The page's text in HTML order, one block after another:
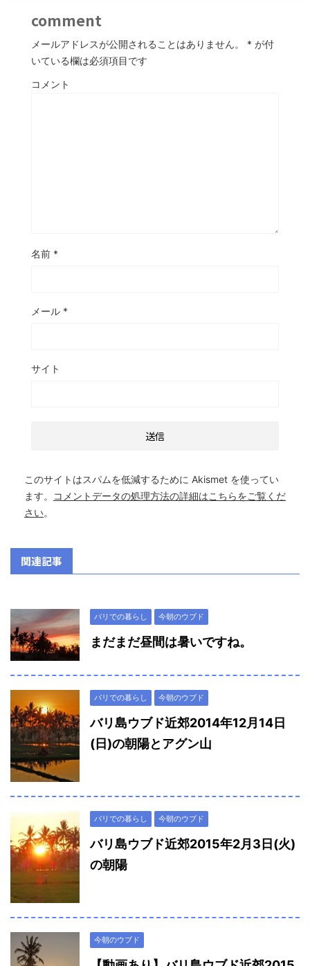
comment
メールアドレスが公開されることはありません。 * が付
いている欄は必須項目です
コメント
名前 *
メール *
サイト
このサイトはスパムを低減するために Akismet を使ってい
ます。
コメントデータの処理方法の詳細はこちらをご覧くだ
さい。
関連記事
バリでの暮らし 今朝のウブド
まだまだ昼間は暑いですね。
バリでの暮らし 今朝のウブド
バリ島ウブド近郊2014年12月14日
(日)の朝陽とアグン山
バリでの暮らし 今朝のウブド
バリ島ウブド近郊2015年2月3日(火)
の朝陽
今朝のウブド